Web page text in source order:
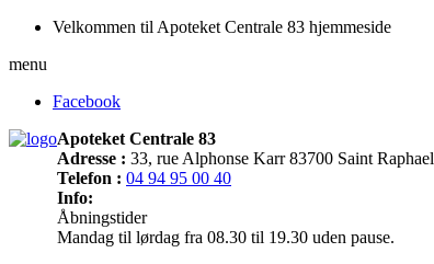
Velkommen til Apoteket Centrale 83 hjemmeside
menu
Facebook
Apoteket Centrale 83
Adresse : 33, rue Alphonse Karr 83700 Saint Raphael
Telefon : 04 94 95 00 40
Info:
Åbningstider
Mandag til lørdag fra 08.30 til 19.30 uden pause.